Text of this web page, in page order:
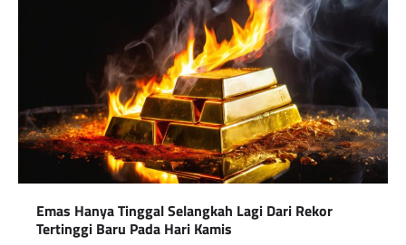
Emas Hanya Tinggal Selangkah Lagi Dari Rekor
Tertinggi Baru Pada Hari Kamis